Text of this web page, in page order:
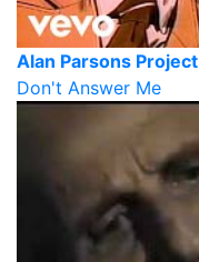
Alan Parsons Project
Don't Answer Me